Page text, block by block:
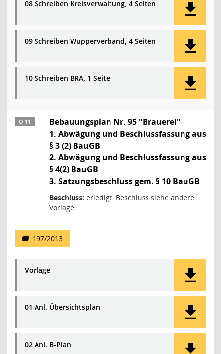
08 Schreiben Kreisverwaltung, 4 Seiten
09 Schreiben Wupperverband, 4 Seiten
10 Schreiben BRA, 1 Seite
Ö 11
Bebauungsplan Nr. 95 "Brauerei"
1. Abwägung und Beschlussfassung aus
§ 3 (2) BauGB
2. Abwägung und Beschlussfassung aus
§ 4(2) BauGB
3. Satzungsbeschluss gem. § 10 BauGB
Beschluss: erledigt. Beschluss siehe andere
Vorlage
197/2013
Vorlage
01 Anl. Übersichtsplan
02 Anl. B-Plan